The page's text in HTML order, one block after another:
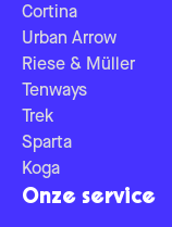
Cortina
Urban Arrow
Riese & Müller
Tenways
Trek
Sparta
Koga
Onze service